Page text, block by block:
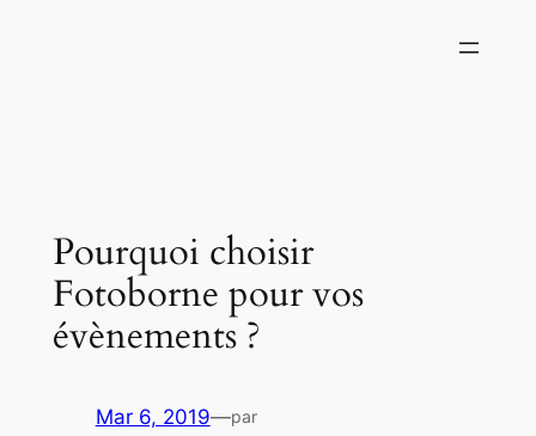
Pourquoi choisir
Fotoborne pour vos
évènements ?
Mar 6, 2019—par